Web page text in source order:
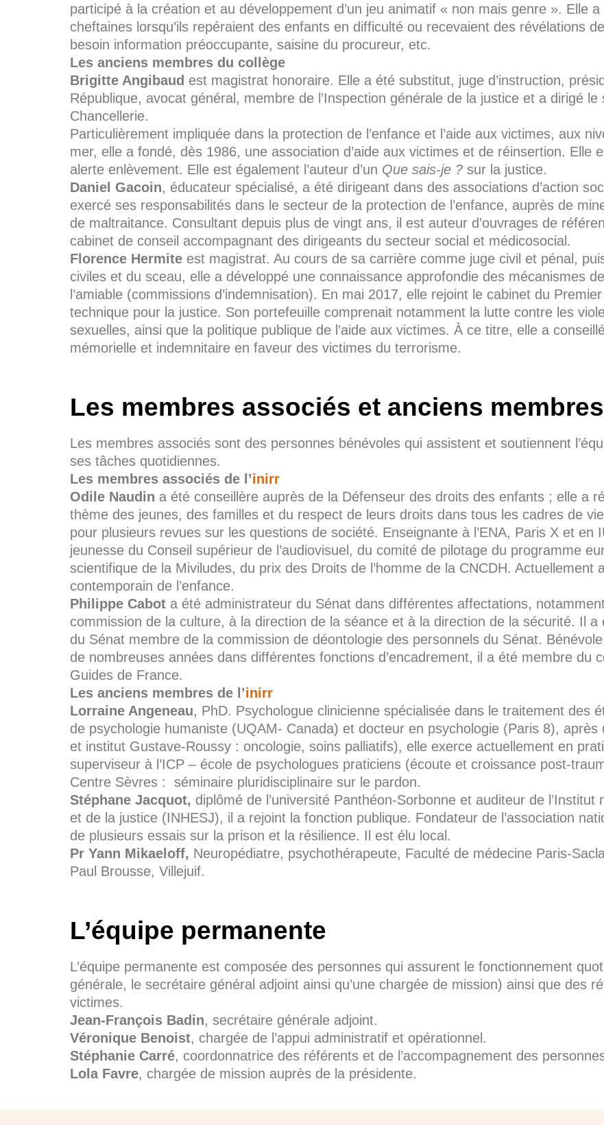
participé à la création et au développement d’un jeu animatif « non mais genre ». Elle
cheftaines lorsqu’ils repéraient des enfants en difficulté ou recevaient des révélations
besoin information préoccupante, saisine du procureur, etc.
Les anciens membres du collège
Brigitte Angibaud est magistrat honoraire. Elle a été substitut, juge d’instruction,
République, avocat général, membre de l’Inspection générale de la justice et a dirigé
Chancellerie.
Particulièrement impliquée dans la protection de l’enfance et l’aide aux victimes, aux
mer, elle a fondé, dès 1986, une association d’aide aux victimes et de réinsertion. Elle
alerte enlèvement. Elle est également l’auteur d’un Que sais-je ? sur la justice.
Daniel Gacoin, éducateur spécialisé, a été dirigeant dans des associations d’action
exercé ses responsabilités dans le secteur de la protection de l’enfance, auprès de
de maltraitance. Consultant depuis plus de vingt ans, il est auteur d’ouvrages de
cabinet de conseil accompagnant des dirigeants du secteur social et médicosocial.
Florence Hermite est magistrat. Au cours de sa carrière comme juge civil et pénal,
civiles et du sceau, elle a développé une connaissance approfondie des mécanismes
l’amiable (commissions d’indemnisation). En mai 2017, elle rejoint le cabinet du
technique pour la justice. Son portefeuille comprenait notamment la lutte contre les
sexuelles, ainsi que la politique publique de l’aide aux victimes. À ce titre, elle a
mémorielle et indemnitaire en faveur des victimes du terrorisme.
Les membres associés et anciens
Les membres associés sont des personnes bénévoles qui assistent et soutiennent
ses tâches quotidiennes.
Les membres associés de l’inirr
Odile Naudin a été conseillère auprès de la Défenseur des droits des enfants ; elle a
thème des jeunes, des familles et du respect de leurs droits dans tous les cadres de
pour plusieurs revues sur les questions de société. Enseignante à l’ENA, Paris X et en
jeunesse du Conseil supérieur de l’audiovisuel, du comité de pilotage du programme
scientifique de la Miviludes, du prix des Droits de l’homme de la CNCDH. Actuellement
contemporain de l’enfance.
Philippe Cabot a été administrateur du Sénat dans différentes affectations,
commission de la culture, à la direction de la séance et à la direction de la sécurité. Il
du Sénat membre de la commission de déontologie des personnels du Sénat.
de nombreuses années dans différentes fonctions d’encadrement, il a été membre du
Guides de France.
Les anciens membres de l’inirr
Lorraine Angeneau, PhD. Psychologue clinicienne spécialisée dans le traitement des
de psychologie humaniste (UQAM- Canada) et docteur en psychologie (Paris 8), après
et institut Gustave-Roussy : oncologie, soins palliatifs), elle exerce actuellement en
superviseur à l’ICP – école de psychologues praticiens (écoute et croissance post-
Centre Sèvres : séminaire pluridisciplinaire sur le pardon.
Stéphane Jacquot, diplômé de l’université Panthéon-Sorbonne et auditeur de
et de la justice (INHESJ), il a rejoint la fonction publique. Fondateur de l’association
de plusieurs essais sur la prison et la résilience. Il est élu local.
Pr Yann Mikaeloff, Neuropédiatre, psychothérapeute, Faculté de médecine Paris-
Paul Brousse, Villejuif.
L’équipe permanente
L’équipe permanente est composée des personnes qui assurent le fonctionnement
générale, le secrétaire général adjoint ainsi qu’une chargée de mission) ainsi que des
victimes.
Jean-François Badin, secrétaire générale adjoint.
Véronique Benoist, chargée de l’appui administratif et opérationnel.
Stéphanie Carré, coordonnatrice des référents et de l’accompagnement des
Lola Favre, chargée de mission auprès de la présidente.